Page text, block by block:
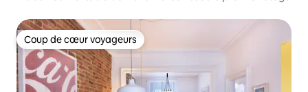
Coup de cœur voyageurs
Coup de cœur voyageurs